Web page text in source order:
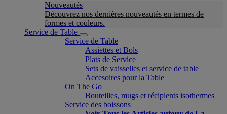
Nouveautés
Découvrez nos dernières nouveautés en termes de
formes et couleurs.
Service de Table
Service de Table
Assiettes et Bols
Plats de Service
Sets de vaisselles et service de table
Accesoires pour la Table
On The Go
Bouteilles, mugs et récipients isothermes
Service des boissons